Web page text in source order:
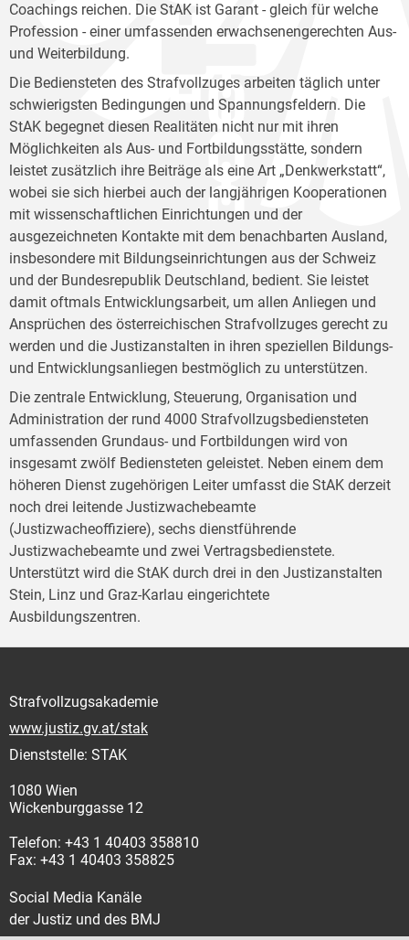
Coachings reichen. Die StAK ist Garant - gleich für welche
Profession - einer umfassenden erwachsenengerechten Aus-
und Weiterbildung.
Die Bediensteten des Strafvollzuges arbeiten täglich unter
schwierigsten Bedingungen und Spannungsfeldern. Die
StAK begegnet diesen Realitäten nicht nur mit ihren
Möglichkeiten als Aus- und Fortbildungsstätte, sondern
leistet zusätzlich ihre Beiträge als eine Art „Denkwerkstatt“,
wobei sie sich hierbei auch der langjährigen Kooperationen
mit wissenschaftlichen Einrichtungen und der
ausgezeichneten Kontakte mit dem benachbarten Ausland,
insbesondere mit Bildungseinrichtungen aus der Schweiz
und der Bundesrepublik Deutschland, bedient. Sie leistet
damit oftmals Entwicklungsarbeit, um allen Anliegen und
Ansprüchen des österreichischen Strafvollzuges gerecht zu
werden und die Justizanstalten in ihren speziellen Bildungs-
und Entwicklungsanliegen bestmöglich zu unterstützen.
Die zentrale Entwicklung, Steuerung, Organisation und
Administration der rund 4000 Strafvollzugsbediensteten
umfassenden Grundaus- und Fortbildungen wird von
insgesamt zwölf Bediensteten geleistet. Neben einem dem
höheren Dienst zugehörigen Leiter umfasst die StAK derzeit
noch drei leitende Justizwachebeamte
(Justizwacheoffiziere), sechs dienstführende
Justizwachebeamte und zwei Vertragsbedienstete.
Unterstützt wird die StAK durch drei in den Justizanstalten
Stein, Linz und Graz-Karlau eingerichtete
Ausbildungszentren.
Strafvollzugsakademie
www.justiz.gv.at/stak
Dienststelle: STAK
1080 Wien
Wickenburggasse 12
Telefon: +43 1 40403 358810
Fax: +43 1 40403 358825
Social Media Kanäle
der Justiz und des BMJ